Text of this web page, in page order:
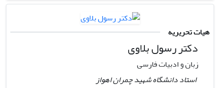
هیات تحریریه
دکتر رسول بلاوی
زبان و ادبیات فارسی
استاد دانشگاه شهید چمران اهواز